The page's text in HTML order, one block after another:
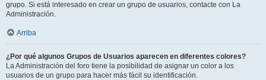
grupo. Si está interesado en crear un grupo de usuarios, contacte con La
Administración.
Arriba
¿Por qué algunos Grupos de Usuarios aparecen en diferentes colores?
La Administración del foro tiene la posibilidad de asignar un color a los
usuarios de un grupo para hacer más fácil su identificación.